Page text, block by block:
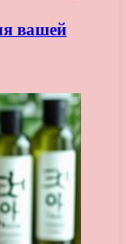
вашей